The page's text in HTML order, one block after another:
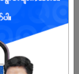
တ်ဖက်များနှင့် ဖောက်သည်
ကိုလည်း အရေးထားသည့်
တစ်ခုအတွင်း
အခွင့်အလမ်းများကို